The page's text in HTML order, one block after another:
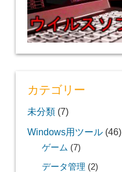
カテゴリー
未分類(7)
Windows用ツール(46)
ゲーム (7)
データ管理 (2)